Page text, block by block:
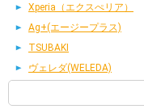
Xperia（エクスぺリア）
Ag+(エージープラス)
TSUBAKI
ヴェレダ(WELEDA)